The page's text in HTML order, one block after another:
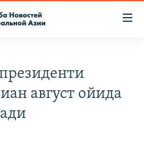
август ойида